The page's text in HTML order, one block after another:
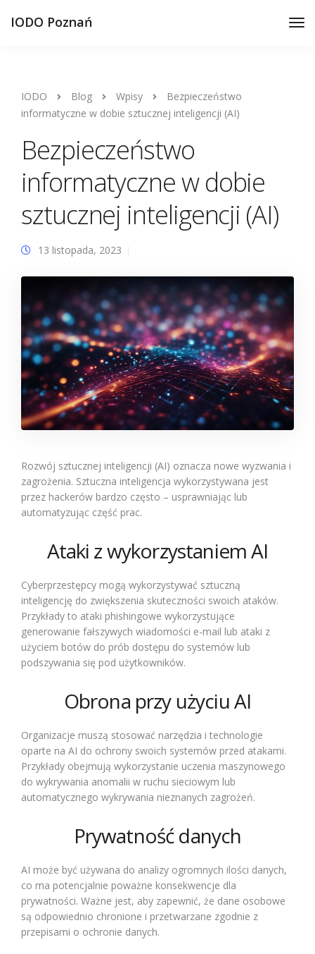
IODO Poznań
IODO Blog Wpisy
Bezpieczeństwo
informatyczne w dobie sztucznej inteligencji (AI)
Bezpieczeństwo
informatyczne w dobie
sztucznej inteligencji (AI)
13 listopada, 2023
Rozwój sztucznej inteligencji (AI) oznacza nowe wyzwania i
zagrożenia. Sztuczna inteligencja wykorzystywana jest
przez hackerów bardzo często – usprawniając lub
automatyzując część prac.
Ataki z wykorzystaniem AI
Cyberprzestępcy mogą wykorzystywać sztuczną
inteligencję do zwiększenia skuteczności swoich ataków.
Przykłady to ataki phishingowe wykorzystujące
generowanie fałszywych wiadomości e-mail lub ataki z
użyciem botów do prób dostępu do systemów lub
podszywania się pod użytkowników.
Obrona przy użyciu AI
Organizacje muszą stosować narzędzia i technologie
oparte na AI do ochrony swoich systemów przed atakami.
Przykłady obejmują wykorzystanie uczenia maszynowego
do wykrywania anomalii w ruchu sieciowym lub
automatycznego wykrywania nieznanych zagrożeń.
Prywatność danych
AI może być używana do analizy ogromnych ilości danych,
co ma potencjalnie poważne konsekwencje dla
prywatności. Ważne jest, aby zapewnić, że dane osobowe
są odpowiednio chronione i przetwarzane zgodnie z
przepisami o ochronie danych.